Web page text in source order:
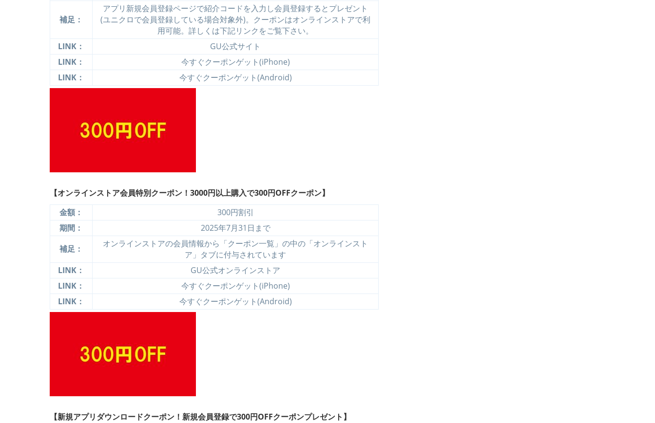
補足：
アプリ新規会員登録ページで紹介コードを入力し会員登録するとプレゼント
(ユニクロで会員登録している場合対象外)。クーポンはオンラインストアで利
用可能。詳しくは下記リンクをご覧下さい。
LINK：
GU公式サイト
LINK：
今すぐクーポンゲット(iPhone)
LINK：
今すぐクーポンゲット(Android)
【オンラインストア会員特別クーポン！3000円以上購入で300円OFFクーポン】
金額：
300円割引
期間：
2025年7月31日まで
補足：
オンラインストアの会員情報から「クーポン一覧」の中の「オンラインスト
ア」タブに付与されています
LINK：
GU公式オンラインストア
LINK：
今すぐクーポンゲット(iPhone)
LINK：
今すぐクーポンゲット(Android)
【新規アプリダウンロードクーポン！新規会員登録で300円OFFクーポンプレゼント】